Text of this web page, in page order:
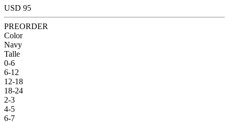
USD 95
PREORDER
Color
Navy
Talle
0-6
6-12
12-18
18-24
2-3
4-5
6-7